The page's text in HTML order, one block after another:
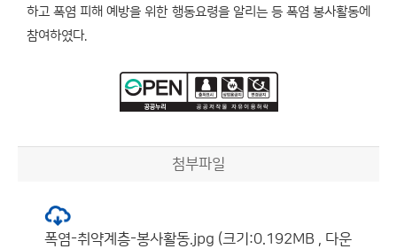
하고 폭염 피해 예방을 위한 행동요령을 알리는 등 폭염 봉사활동에
참여하였다.
첨부파일
폭염-취약계층-봉사활동.jpg (크기:0.192MB , 다운